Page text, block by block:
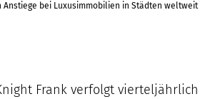
Anstiege bei Luxusimmobilien in Städten
Frank verfolgt